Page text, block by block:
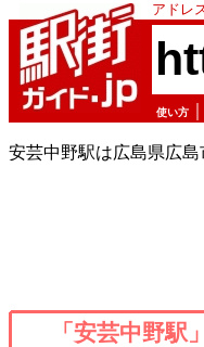
アドレ
使い方
安芸中野駅は広島県広
「安芸中野駅